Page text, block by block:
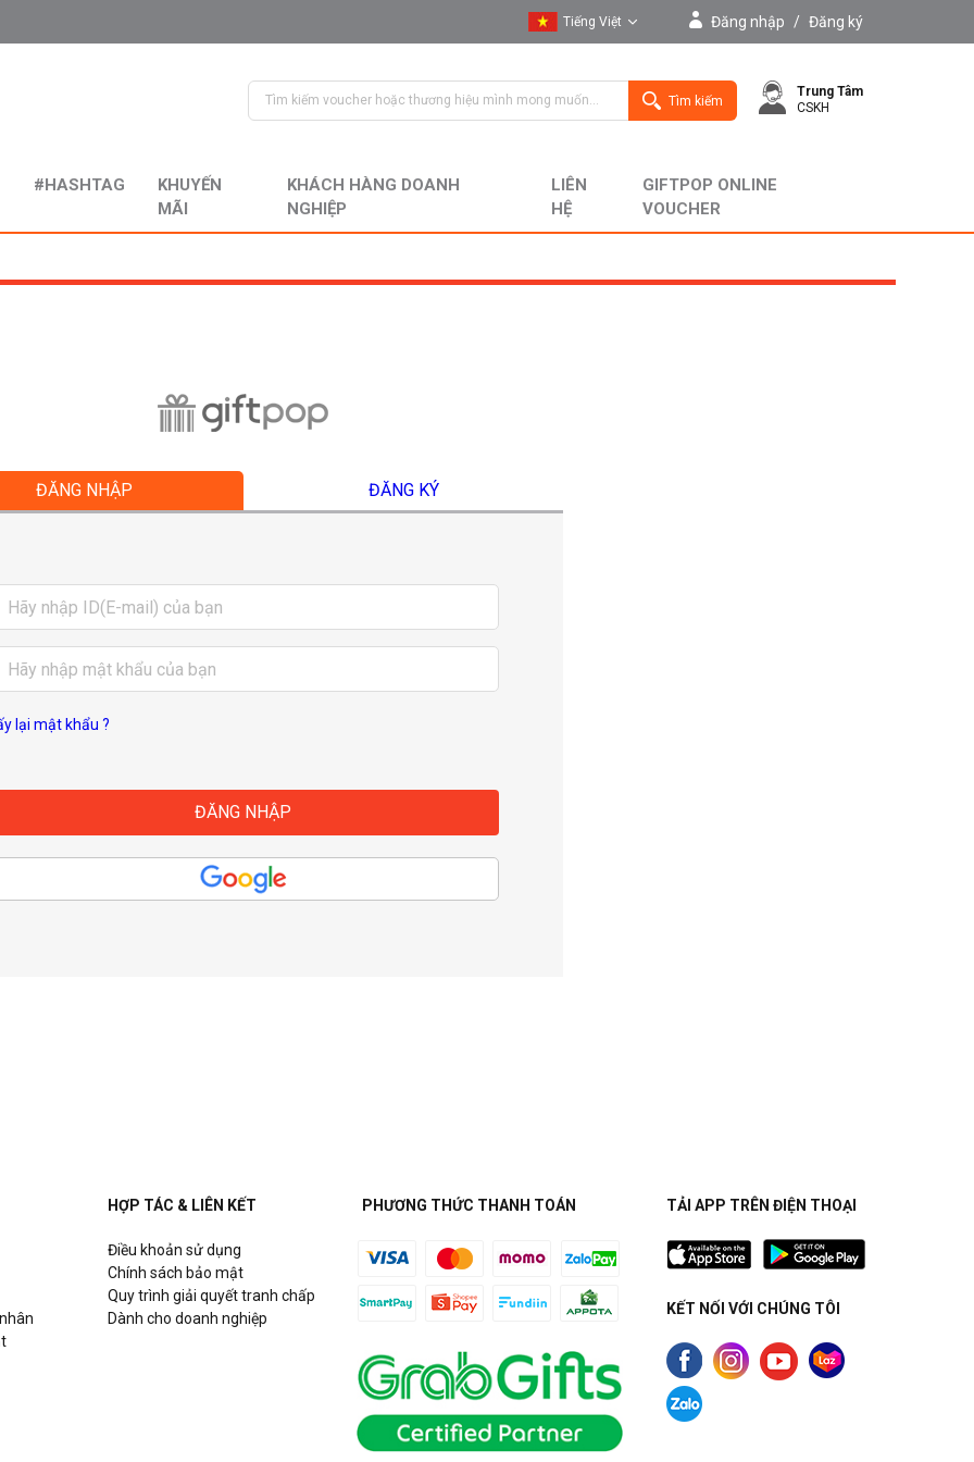
Tiếng Việt
English
Đăng nhập / Đăng ký
Tìm kiếm
Trung Tâm
CSKH
#HASHTAG
KHUYẾN
MÃI
KHÁCH HÀNG DOANH
NGHIỆP
LIÊN
HỆ
GIFTPOP ONLINE
VOUCHER
ĐĂNG NHẬP ĐĂNG KÝ
lại mật khẩu ?
HỢP TÁC & LIÊN KẾT
Điều khoản sử dụng
Chính sách bảo mật
Quy trình giải quyết tranh chấp
Dành cho doanh nghiệp
PHƯƠNG THỨC THANH TOÁN TẢI APP TRÊN ĐIỆN THOẠI
KẾT NỐI VỚI CHÚNG TÔI